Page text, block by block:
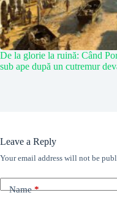
De la glorie la ruină: Când
sub ape după un cutremur
Leave a Reply
Your email address will not be
Name*